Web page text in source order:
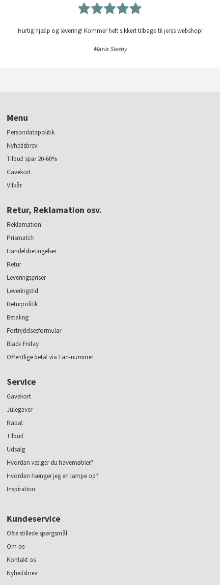
Hurtig hjælp og levering! Kommer helt sikkert tilbage til jeres webshop!
Maria Siesby
Menu
Persondatapolitik
Nyhedsbrev
Tilbud spar 20-60%
Gavekort
Vilkår
Retur, Reklamation osv.
Reklamation
Prismatch
Handelsbetingelser
Retur
Leveringspriser
Leveringstid
Returpolitik
Betaling
Fortrydelsesformular
Black Friday
Offentlige betal via Ean-nummer
Service
Gavekort
Julegaver
Rabat
Tilbud
Udsalg
Hvordan vælger du havemøbler?
Hvordan hænger jeg en lampe op?
Inspiration
Kundeservice
Ofte stillede spørgsmål
Om os
Kontakt os
Nyhedsbrev